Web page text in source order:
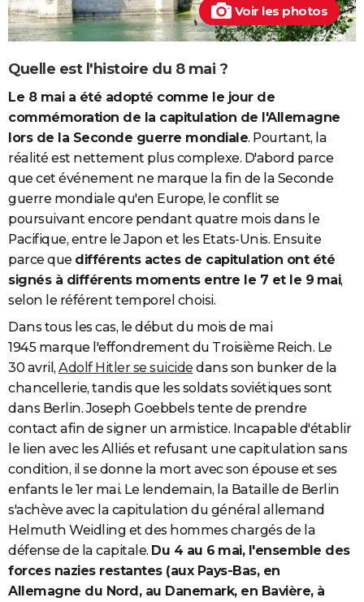
Voir les photos
Quelle est l'histoire du 8 mai ?
Le 8 mai a été adopté comme le jour de
commémoration de la capitulation de l'Allemagne
lors de la Seconde guerre mondiale. Pourtant, la
réalité est nettement plus complexe. D'abord parce
que cet événement ne marque la fin de la Seconde
guerre mondiale qu'en Europe, le conflit se
poursuivant encore pendant quatre mois dans le
Pacifique, entre le Japon et les Etats-Unis. Ensuite
parce que différents actes de capitulation ont été
signés à différents moments entre le 7 et le 9 mai,
selon le référent temporel choisi.
Dans tous les cas, le début du mois de mai
1945 marque l'effondrement du Troisième Reich. Le
30 avril, Adolf Hitler se suicide dans son bunker de la
chancellerie, tandis que les soldats soviétiques sont
dans Berlin. Joseph Goebbels tente de prendre
contact afin de signer un armistice. Incapable d'établir
le lien avec les Alliés et refusant une capitulation sans
condition, il se donne la mort avec son épouse et ses
enfants le 1er mai. Le lendemain, la Bataille de Berlin
s'achève avec la capitulation du général allemand
Helmuth Weidling et des hommes chargés de la
défense de la capitale. Du 4 au 6 mai, l'ensemble des
forces nazies restantes (aux Pays-Bas, en
Allemagne du Nord, au Danemark, en Bavière, à